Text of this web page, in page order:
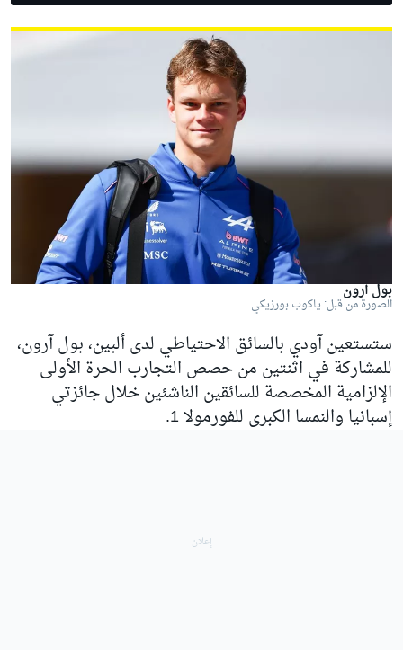
بول آرون
الصورة من قبل: ياكوب بورزيكي
ستستعينآودي بالسائق الاحتياطي لدىألبين، بول آرون،
للمشاركة في اثنتين من حصص التجارب الحرة الأولى
الإلزامية المخصصة للسائقين الناشئين خلال جائزتي
إسبانيا والنمسا الكبرى للفورمولا 1.